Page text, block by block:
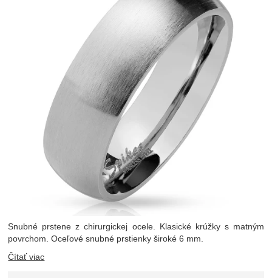
Snubné prstene z chirurgickej ocele. Klasické krúžky s matným
povrchom. Oceľové snubné prstienky široké 6 mm.
Čítať viac